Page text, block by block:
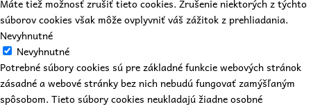
Máte tiež možnosť zrušiť tieto cookies. Zrušenie niektorých z týchto
súborov cookies však môže ovplyvniť váš zážitok z prehliadania.
Nevyhnutné
Nevyhnutné
Potrebné súbory cookies sú pre základné funkcie webových stránok
zásadné a webové stránky bez nich nebudú fungovať zamýšľaným
spôsobom. Tieto súbory cookies neukladajú žiadne osobné